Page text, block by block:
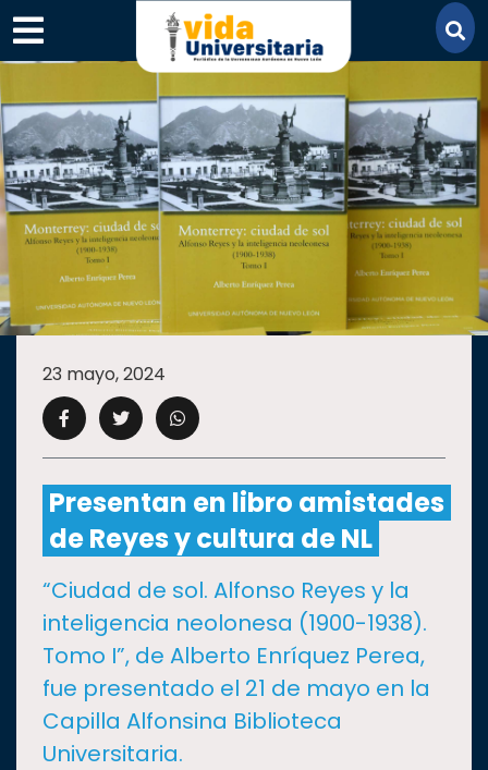
×
SECCIONES
ACADEMIA
CAMPUS UANL
CULTURA
DEPORTES
I+D+IEXPERTOS
SALUD
23 mayo, 2024
Presentan en libro amistades
de Reyes y cultura de NL
“Ciudad de sol. Alfonso Reyes y la
inteligencia neolonesa (1900-1938).
Tomo I”, de Alberto Enríquez Perea,
fue presentado el 21 de mayo en la
Capilla Alfonsina Biblioteca
Universitaria.